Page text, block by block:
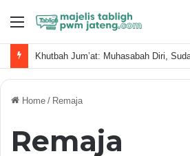
Menu
Home / Remaja
Remaja